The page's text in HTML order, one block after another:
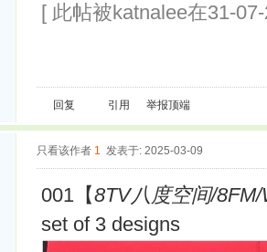
[ 此帖被katnalee在31-
回复 引用 举报顶端
只看该作者 1 发表于: 2025-03-09
001【8TV八度空间/
set of 3 designs